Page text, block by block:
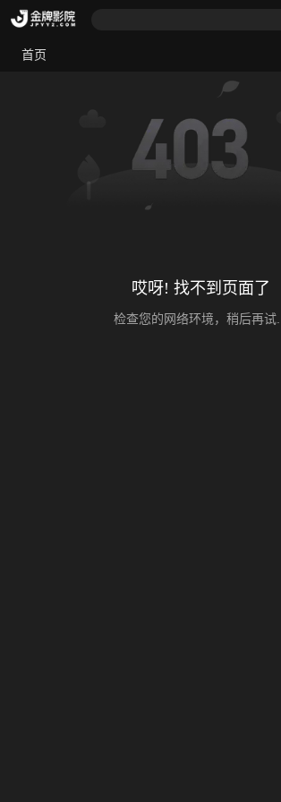
首页
哎呀! 找不到页面了
检查您的网络环境，稍后再试...